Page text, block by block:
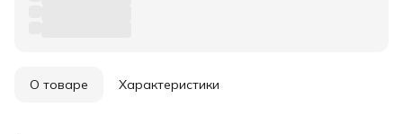
О товаре Характеристики